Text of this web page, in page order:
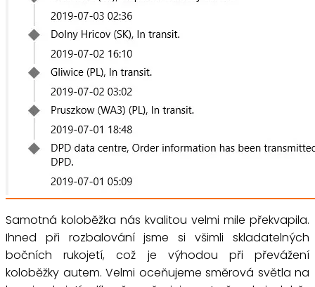
Samotná koloběžka nás kvalitou velmi mile překvapila.
Ihned při rozbalování jsme si všimli skladatelných
bočních rukojetí, což je výhodou při převážení
koloběžky autem. Velmi oceňujeme směrová světla na